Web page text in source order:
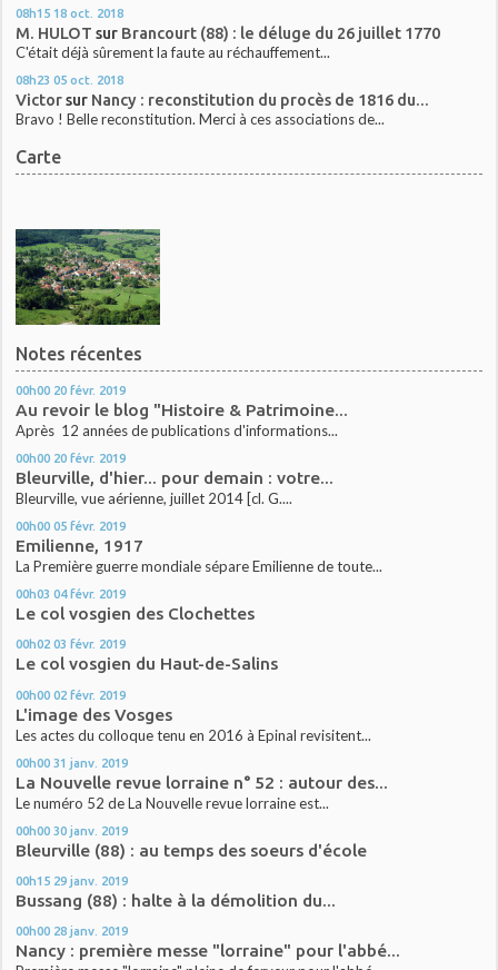
08h15 18 oct. 2018
M. HULOT sur Brancourt (88) : le déluge du 26 juillet 1770
C'était déjà sûrement la faute au réchauffement...
08h23 05 oct. 2018
Victorsur Nancy : reconstitution du procès de 1816 du...
Bravo ! Belle reconstitution. Merci à ces associations de...
Carte
Notes récentes
00h00 20 févr. 2019
Au revoir le blog "Histoire & Patrimoine...
Après 12 années de publications d'informations...
00h00 20 févr. 2019
Bleurville, d'hier... pour demain : votre...
Bleurville, vue aérienne, juillet 2014 [cl. G....
00h00 05 févr. 2019
Emilienne, 1917
La Première guerre mondiale sépare Emilienne de toute...
00h03 04 févr. 2019
Le col vosgien des Clochettes
00h02 03 févr. 2019
Le col vosgien du Haut-de-Salins
00h00 02 févr. 2019
L'image des Vosges
Les actes du colloque tenu en 2016 à Epinal revisitent...
00h00 31 janv. 2019
La Nouvelle revue lorraine n° 52 : autour des...
Le numéro 52 de La Nouvelle revue lorraine est...
00h00 30 janv. 2019
Bleurville (88) : au temps des soeurs d'école
00h15 29 janv. 2019
Bussang (88) : halte à la démolition du...
00h00 28 janv. 2019
Nancy : première messe "lorraine" pour l'abbé...